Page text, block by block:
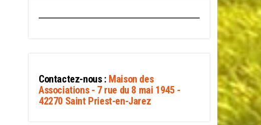
Contactez-nous : Maison des
Associations - 7 rue du 8 mai 1945 -
42270 Saint Priest-en-Jarez